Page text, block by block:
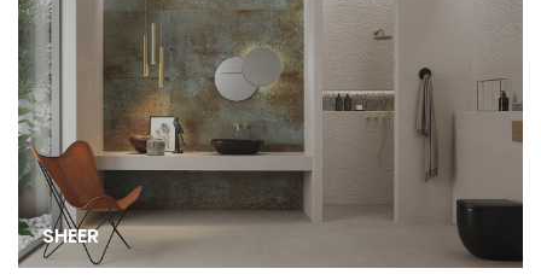
SHEER